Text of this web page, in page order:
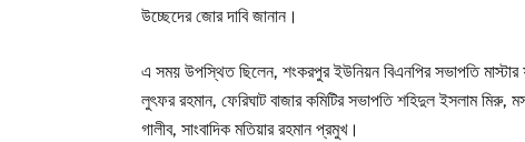
উচ্ছেদের জোর দাবি জানান।
এ সময় উপস্থিত ছিলেন, শংকরপুর ইউনিয়ন বিএনপির সভাপতি
লুৎফর রহমান, ফেরিঘাট বাজার কমিটির সভাপতি শহিদুল ইসলাম
গালীব, সাংবাদিক মতিয়ার রহমান প্রমুখ।